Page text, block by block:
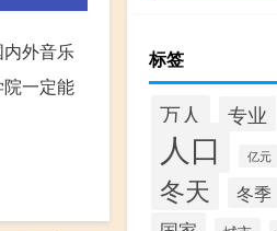
外音乐
一定能
标签
万人 专业
人口 亿元
冬天 冬季